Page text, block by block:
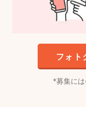
フォト
募集に